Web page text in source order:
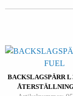
BACKSLAGSPÄRR L